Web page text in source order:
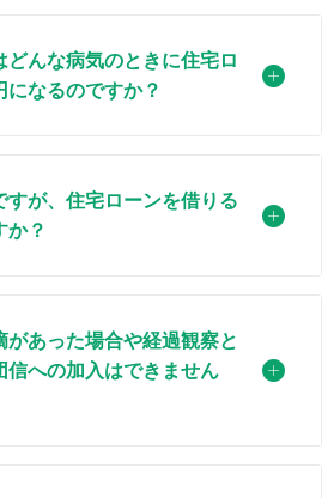
どんな病気のときに住宅ロ
になるのですか？
すが、住宅ローンを借りる
か？
があった場合や経過観察と
信への加入はできません